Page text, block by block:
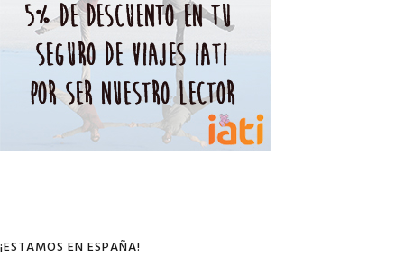
¡ESTAMOS EN ESPAÑA!